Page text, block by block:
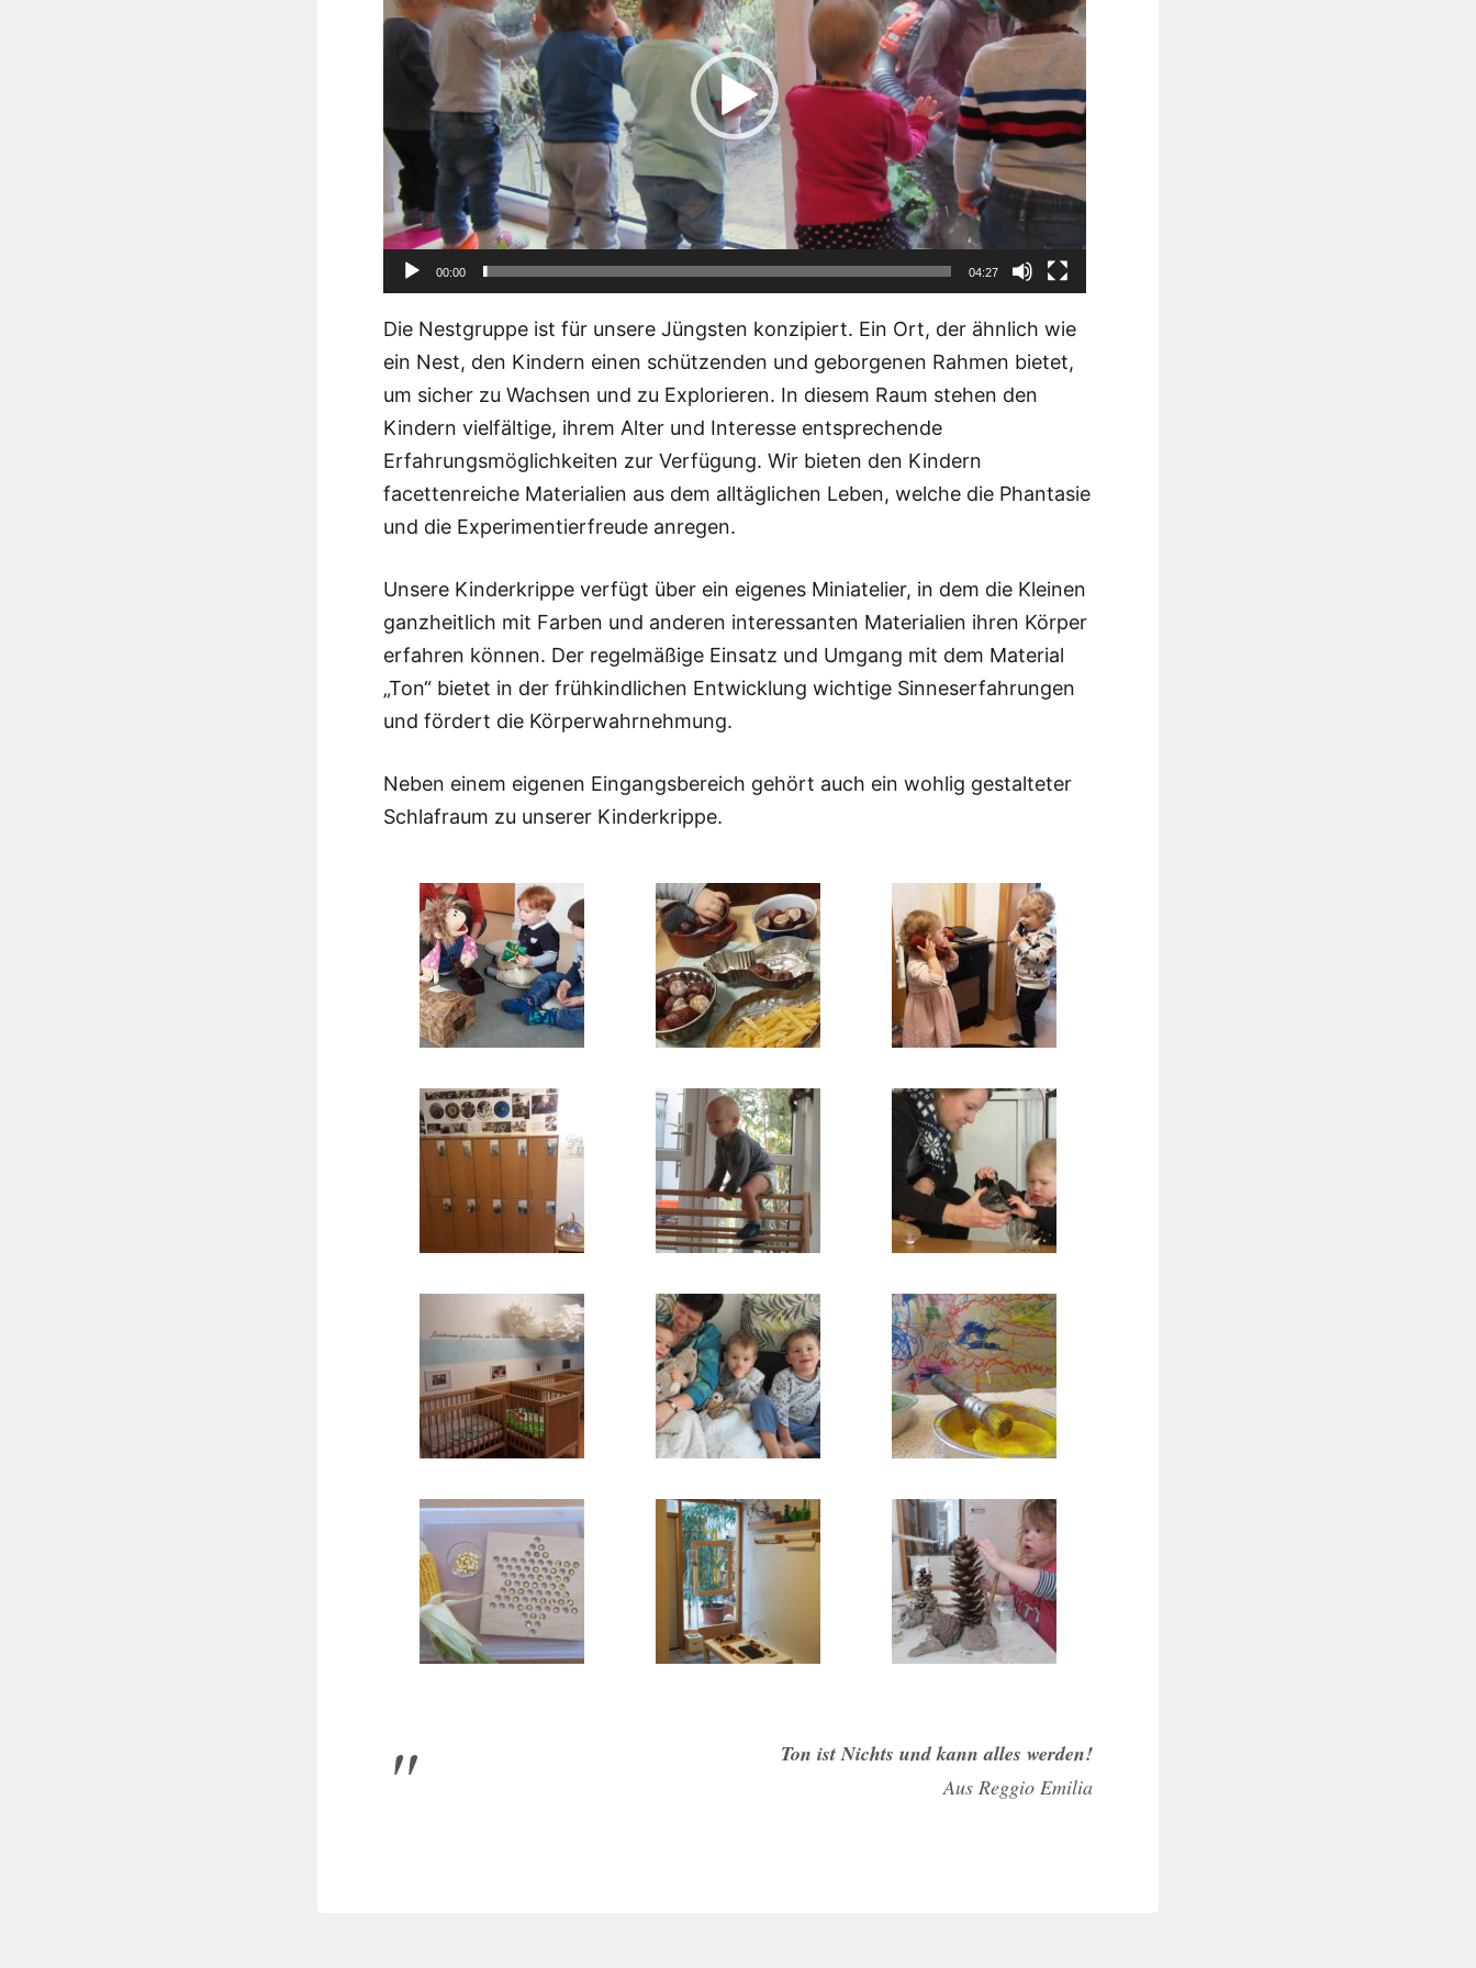
00:00 04:27
Die Nestgruppe ist für unsere Jüngsten konzipiert. Ein Ort, der ähnlich wie
ein Nest, den Kindern einen schützenden und geborgenen Rahmen bietet,
um sicher zu Wachsen und zu Explorieren. In diesem Raum stehen den
Kindern vielfältige, ihrem Alter und Interesse entsprechende
Erfahrungsmöglichkeiten zur Verfügung. Wir bieten den Kindern
facettenreiche Materialien aus dem alltäglichen Leben, welche die Phantasie
und die Experimentierfreude anregen.
Unsere Kinderkrippe verfügt über ein eigenes Miniatelier, in dem die Kleinen
ganzheitlich mit Farben und anderen interessanten Materialien ihren Körper
erfahren können. Der regelmäßige Einsatz und Umgang mit dem Material
„Ton“ bietet in der frühkindlichen Entwicklung wichtige Sinneserfahrungen
und fördert die Körperwahrnehmung.
Neben einem eigenen Eingangsbereich gehört auch ein wohlig gestalteter
Schlafraum zu unserer Kinderkrippe.
Ton ist Nichts und kann alles werden!
Aus Reggio Emilia